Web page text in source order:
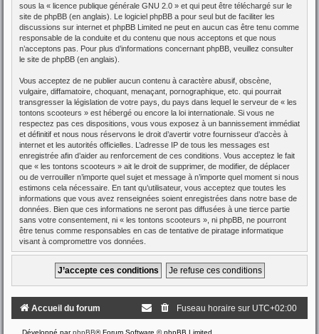
sous la « licence publique générale GNU 2.0 » et qui peut être téléchargé sur le
site de phpBB (en anglais). Le logiciel phpBB a pour seul but de faciliter les
discussions sur internet et phpBB Limited ne peut en aucun cas être tenu comme
responsable de la conduite et du contenu que nous acceptons et que nous
n’acceptons pas. Pour plus d’informations concernant phpBB, veuillez consulter
le site de phpBB (en anglais).
Vous acceptez de ne publier aucun contenu à caractère abusif, obscène,
vulgaire, diffamatoire, choquant, menaçant, pornographique, etc. qui pourrait
transgresser la législation de votre pays, du pays dans lequel le serveur de « les
tontons scooteurs » est hébergé ou encore la loi internationale. Si vous ne
respectez pas ces dispositions, vous vous exposez à un bannissement immédiat
et définitif et nous nous réservons le droit d’avertir votre fournisseur d’accès à
internet et les autorités officielles. L’adresse IP de tous les messages est
enregistrée afin d’aider au renforcement de ces conditions. Vous acceptez le fait
que « les tontons scooteurs » ait le droit de supprimer, de modifier, de déplacer
ou de verrouiller n’importe quel sujet et message à n’importe quel moment si nous
estimons cela nécessaire. En tant qu’utilisateur, vous acceptez que toutes les
informations que vous avez renseignées soient enregistrées dans notre base de
données. Bien que ces informations ne seront pas diffusées à une tierce partie
sans votre consentement, ni « les tontons scooteurs », ni phpBB, ne pourront
être tenus comme responsables en cas de tentative de piratage informatique
visant à compromettre vos données.
Accueil du forum Fuseau horaire sur UTC+02:00
Développé parphpBB® Forum Software © phpBB Limited